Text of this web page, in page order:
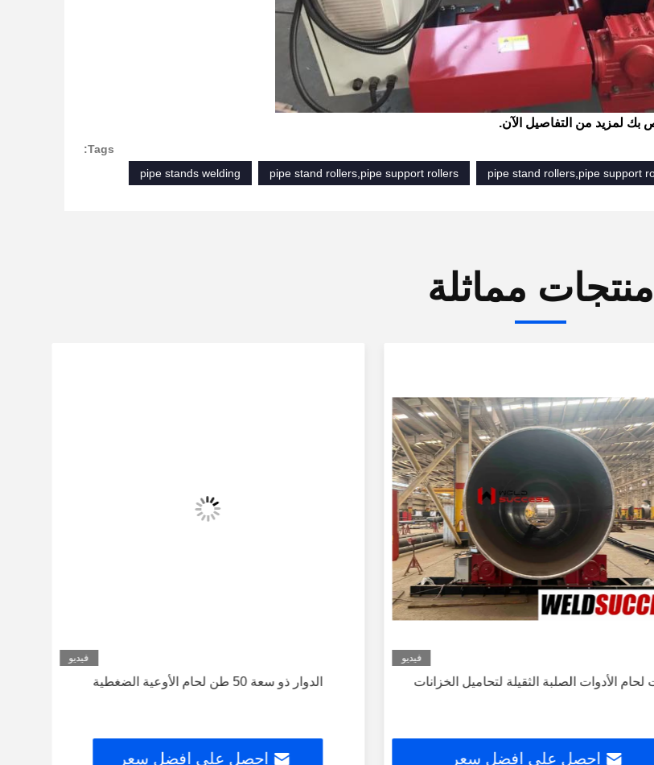
بك لمزيد من التفاصيل الآن.
Tags:
pipe stand rollers,pipe support
pipe stand rollers,pipe support rollers
pipe stands welding
منتجات مماثلة
فيديو
لحام الأدوات الصلبة الثقيلة لتحاميل الخزانات
احصل على افضل سعر
فيديو
الدوار ذو سعة 50 طن لحام الأوعية الضغطية
احصل على افضل سعر